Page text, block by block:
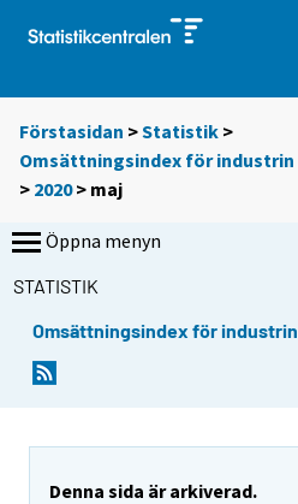
Förstasidan >Statistik >
Omsättningsindex för industrin
> 2020> maj
Öppna menyn
STATISTIK
Omsättningsindex för industrin
Denna sida är arkiverad.